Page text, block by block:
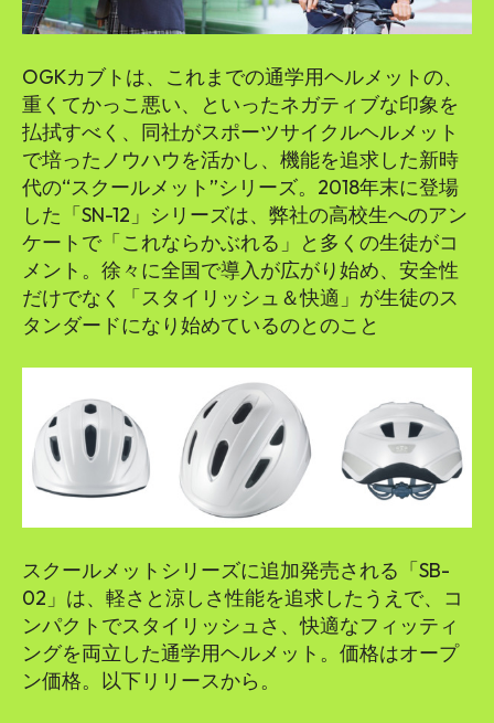
OGKカブトは、これまでの通学用ヘルメットの、
重くてかっこ悪い、といったネガティブな印象を
払拭すべく、同社がスポーツサイクルヘルメット
で培ったノウハウを活かし、機能を追求した新時
代の“スクールメット”シリーズ。2018年末に登場
した「SN-12」シリーズは、弊社の高校生へのアン
ケートで「これならかぶれる」と多くの生徒がコ
メント。徐々に全国で導入が広がり始め、安全性
だけでなく「スタイリッシュ＆快適」が生徒のス
タンダードになり始めているのとのこと
スクールメットシリーズに追加発売される「SB-
02」は、軽さと涼しさ性能を追求したうえで、コ
ンパクトでスタイリッシュさ、快適なフィッティ
ングを両立した通学用ヘルメット。価格はオープ
ン価格。以下リリースから。